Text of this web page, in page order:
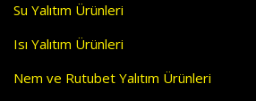
Su Yalıtım Ürünleri
Isı Yalıtım Ürünleri
Nem ve Rutubet Yalıtım Ürünleri